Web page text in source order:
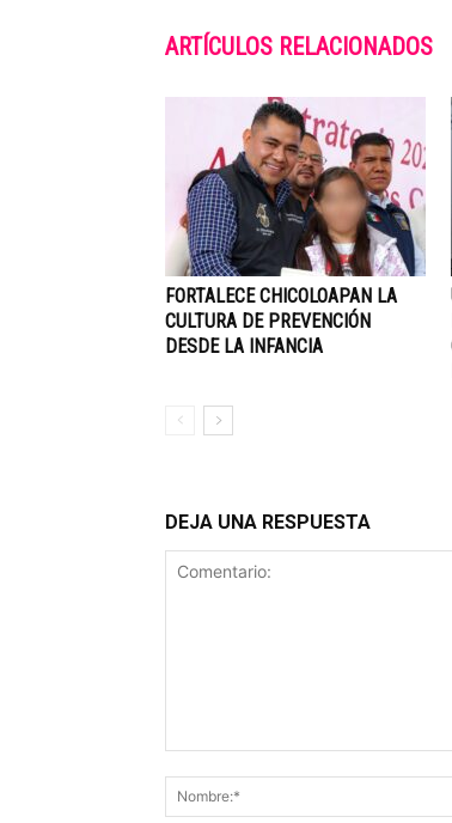
ARTÍCULOS RELACIONADOS
FORTALECE CHICOLOAPAN LA
CULTURA DE PREVENCIÓN
DESDE LA INFANCIA
DEJA UNA RESPUESTA